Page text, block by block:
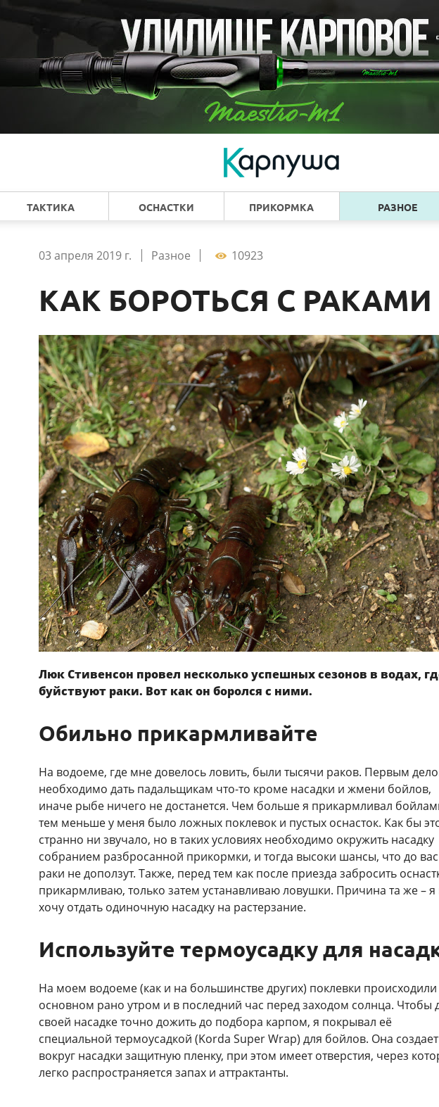
ТАКТИКА ОСНАСТКИ ПРИКОРМКА РАЗНОЕ
03 апреля 2019 г. Разное 10923
КАК БОРОТЬСЯ С РАКАМИ
Люк Стивенсон провел несколько успешных сезонов в водах,
буйствуют раки. Вот как он боролся с ними.
Обильно прикармливайте
На водоеме, где мне довелось ловить, были тысячи раков. Первым
необходимо дать падальщикам что-то кроме насадки и жмени бойлов,
иначе рыбе ничего не достанется. Чем больше я прикармливал
тем меньше у меня было ложных поклевок и пустых оснасток. Как бы
странно ни звучало, но в таких условиях необходимо окружить насадку
собранием разбросанной прикормки, и тогда высоки шансы, что до вас
раки не доползут. Также, перед тем как после приезда забросить
прикармливаю, только затем устанавливаю ловушки. Причина та же – я
хочу отдать одиночную насадку на растерзание.
Используйте термоусадку для
На моем водоеме (как и на большинстве других) поклевки происходили
основном рано утром и в последний час перед заходом солнца. Чтобы
своей насадке точно дожить до подбора карпом, я покрывал её
специальной термоусадкой (Korda Super Wrap) для бойлов. Она создает
вокруг насадки защитную пленку, при этом имеет отверстия, через
легко распространяется запах и аттрактанты.